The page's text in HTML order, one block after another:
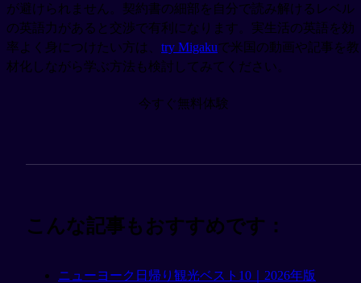
が避けられません。契約書の細部を自分で読み解けるレベル
の英語力があると交渉で有利になります。実生活の英語を効
率よく身につけたい方は、 try Migakuで米国の動画や記事を教
材化しながら学ぶ方法も検討してみてください。
今すぐ無料体験
こんな記事もおすすめです：
ニューヨーク日帰り観光ベスト10｜2026年版